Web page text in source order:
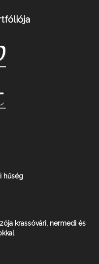
hűség
krassóvári, nermedi és